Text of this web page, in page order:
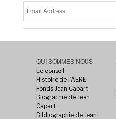
QUI SOMMES NOUS
Le conseil
Histoire de l’AERE
Fonds Jean Capart
Biographie de Jean
Capart
Bibliographie de Jean